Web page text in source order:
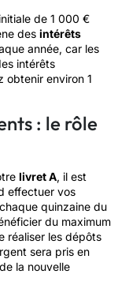
de 1 000 €
des intérêts
année, car les
intérêts
obtenir environ 1
: le rôle
livret A, il est
effectuer vos
quinzaine du
du maximum
réaliser les dépôts
sera pris en
la nouvelle